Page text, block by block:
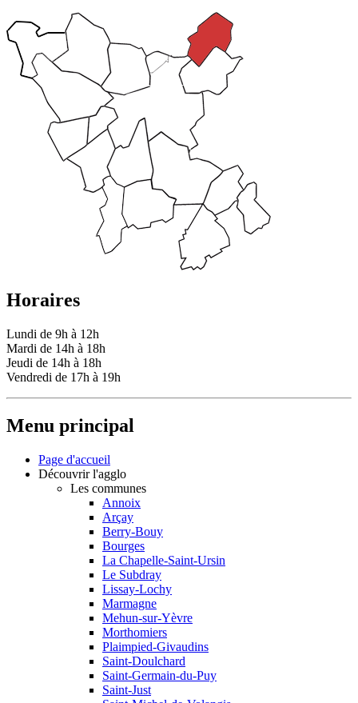
Horaires
Lundi de 9h à 12h
Mardi de 14h à 18h
Jeudi de 14h à 18h
Vendredi de 17h à 19h
Menu principal
Page d'accueil
Découvrir l'agglo
Les communes
Annoix
Arçay
Berry-Bouy
Bourges
La Chapelle-Saint-Ursin
Le Subdray
Lissay-Lochy
Marmagne
Mehun-sur-Yèvre
Morthomiers
Plaimpied-Givaudins
Saint-Doulchard
Saint-Germain-du-Puy
Saint-Just